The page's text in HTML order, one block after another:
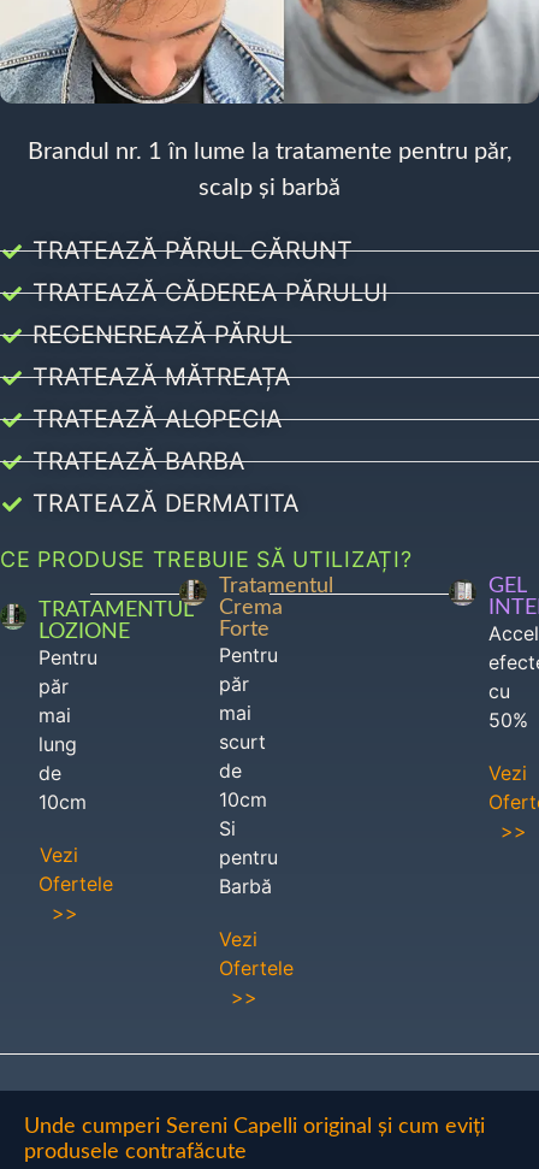
Brandul nr. 1 în lume la tratamente pentru păr,
scalp și barbă
TRATEAZĂ PĂRUL CĂRUNT
TRATEAZĂ CĂDEREA PĂRULUI
REGENEREAZĂ PĂRUL
TRATEAZĂ MĂTREAȚA
TRATEAZĂ ALOPECIA
TRATEAZĂ BARBA
TRATEAZĂ DERMATITA
CE PRODUSE TREBUIE SĂ UTILIZAȚI?
TRATAMENTUL
LOZIONE
Pentru
păr
mai
lung
de
10cm
Vezi
Ofertele
>>
Tratamentul
Crema
Forte
Pentru
păr
mai
scurt
de
10cm
Si
pentru
Barbă
Vezi
Ofertele
>>
GEL
cu
50%
Vezi
>>
Unde cumperi Sereni Capelli original și cum eviți
produsele contrafăcute